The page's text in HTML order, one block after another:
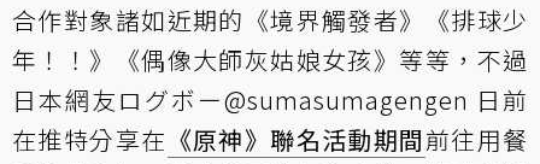
合作對象諸如近期的《境界觸發者》《排球少
年！！》《偶像大師灰姑娘女孩》等等，不過
日本網友ログボー@sumasumagengen 日前
在推特分享在 《原神》聯名活動期間前往用餐